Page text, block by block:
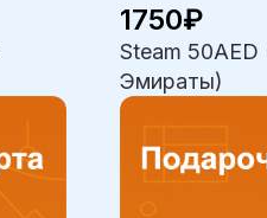
1750₽
Steam 50AED
Эмираты)